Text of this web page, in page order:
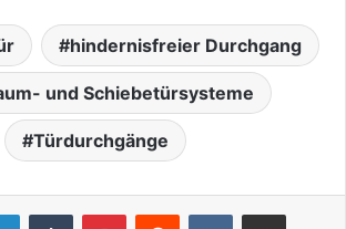
hindernisfreier Durchgang
und Schiebetürsysteme
Türdurchgänge